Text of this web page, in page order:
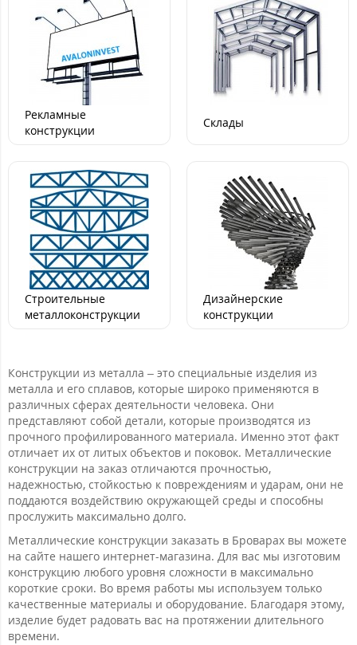
Рекламные
конструкции
Склады
Строительные
металлоконструкции
Дизайнерские
конструкции
Конструкции из металла – это специальные изделия из
металла и его сплавов, которые широко применяются в
различных сферах деятельности человека. Они
представляют собой детали, которые производятся из
прочного профилированного материала. Именно этот факт
отличает их от литых объектов и поковок. Металлические
конструкции на заказ отличаются прочностью,
надежностью, стойкостью к повреждениям и ударам, они не
поддаются воздействию окружающей среды и способны
прослужить максимально долго.
Металлические конструкции заказать в Броварах вы можете
на сайте нашего интернет-магазина. Для вас мы изготовим
конструкцию любого уровня сложности в максимально
короткие сроки. Во время работы мы используем только
качественные материалы и оборудование. Благодаря этому,
изделие будет радовать вас на протяжении длительного
времени.